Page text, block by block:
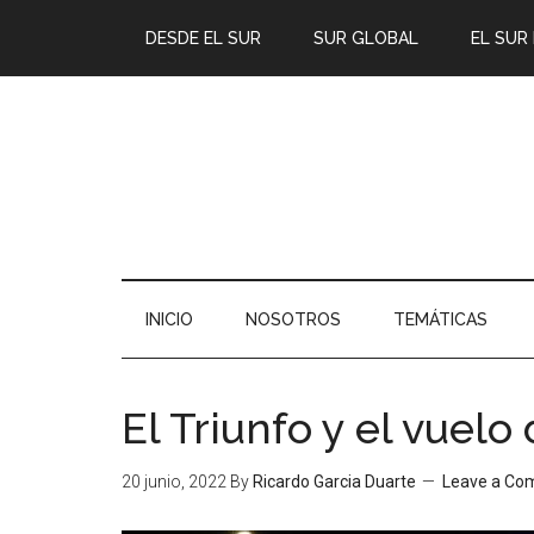
DESDE EL SUR SUR GLOBAL EL SUR
INICIO NOSOTROS TEMÁTICAS
El Triunfo y el vuelo
20 junio, 2022 By Ricardo Garcia Duarte Leave a